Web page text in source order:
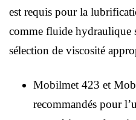
est requis pour la
comme fluide hydraulique
sélection de viscosité
Mobilmet 423 et
recommandés pour